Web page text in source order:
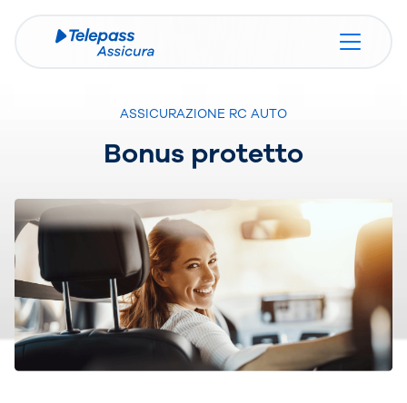
ASSICURAZIONE RC AUTO
Bonus protetto